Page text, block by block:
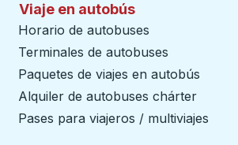
Viaje en autobús
Horario de autobuses
Terminales de autobuses
Paquetes de viajes en autobús
Alquiler de autobuses chárter
Pases para viajeros / multiviajes